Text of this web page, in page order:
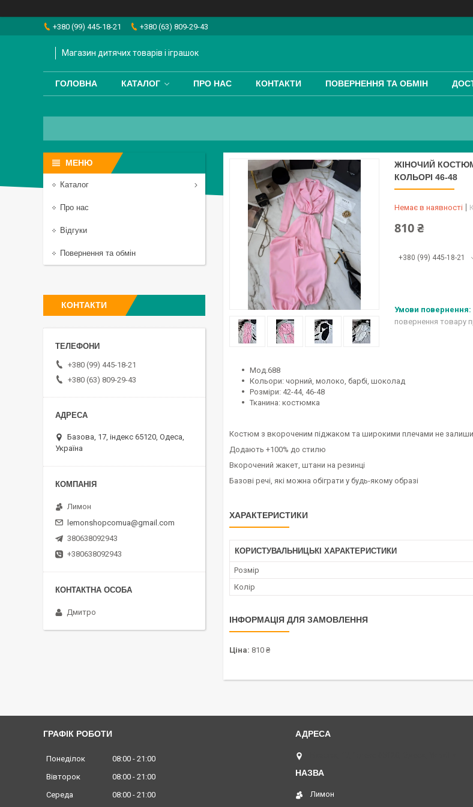
+380 (99) 445-18-21 +380 (63) 809-29-43
Магазин дитячих товарів і іграшок
ГОЛОВНА КАТАЛОГ ПРО НАС КОНТАКТИ ПОВЕРНЕННЯ ТА ОБМІН
ЖІНОЧИЙ
КОЛЬОРІ 46-48
Немає в наявності
810 ₴
+380 (99) 445-18-21
повернення товару
Мод.688
Кольори: чорний, молоко, барбі, шоколад
Розміри: 42-44, 46-48
Тканина: костюмка
Костюм з вкороченим піджаком та широкими плечами не
Додають +100% до стилю
Вкорочений жакет, штани на резинці
Базові речі, які можна обіграти у будь-якому образі
ХАРАКТЕРИСТИКИ
КОРИСТУВАЛЬНИЦЬКІ ХАРАКТЕРИСТИКИ
Розмір
Колір
ІНФОРМАЦІЯ ДЛЯ ЗАМОВЛЕННЯ
Ціна: 810 ₴
Каталог
Про нас
Відгуки
Повернення та обмін
КОНТАКТИ
+380 (99) 445-18-21
+380 (63) 809-29-43
Базова, 17, індекс 65120, Одеса,
Україна
Лимон
lemonshopcomua@gmail.com
380638092943
+380638092943
Дмитро
ГРАФІК РОБОТИ
Понеділок 08:00
21:00
Вівторок
08:00
21:00
Середа
08:00 21:00 Лимон